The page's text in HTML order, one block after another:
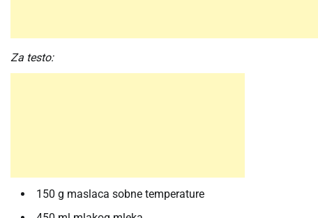
Za testo:
150 g maslaca sobne temperature